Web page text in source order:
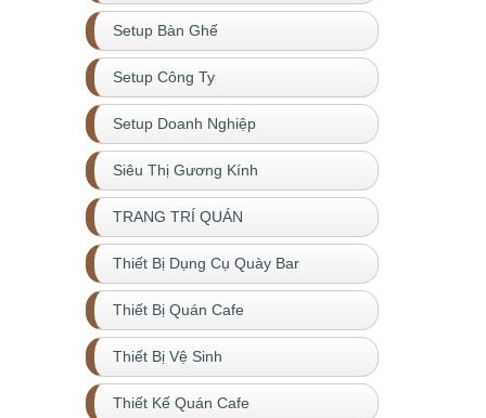
Setup Bàn Ghế
Setup Công Ty
Setup Doanh Nghiệp
Siêu Thị Gương Kính
TRANG TRÍ QUÁN
Thiết Bị Dụng Cụ Quày Bar
Thiết Bị Quán Cafe
Thiết Bị Vệ Sinh
Thiết Kế Quán Cafe